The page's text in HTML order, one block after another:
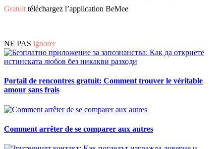
Gratuit téléchargez l’application BeMee
NE PAS ignorer
Portail de rencontres gratuit: Comment trouver le véritable
amour sans frais
Comment arrêter de se comparer aux autres